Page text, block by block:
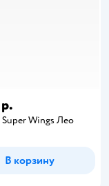
Super Wings Лео
В корзину